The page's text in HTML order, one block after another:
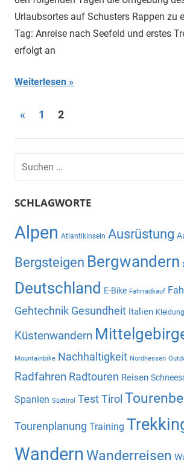
Urlaubsortes auf Schusters Rappen zu
Tag: Anreise nach Seefeld und erstes
erfolgt an
Weiterlesen
Seitennummerierung
der
Beiträge
« Vorherige
1 2
Suchen
nach:
SCHLAGWORTE
Alpen Atlantikinseln Ausrüstung
Bergsteigen Bergwandern
Deutschland E-Bike Fahrradkauf
Gehtechnik Gesundheit Italien Kleidung
Küstenwandern
Mountainbike Nachhaltigkeit Nordhessen
Radfahren Radtouren Reisen
Spanien Südtirol TestTirol
Tourenplanung Training
Wandern Wanderreisen